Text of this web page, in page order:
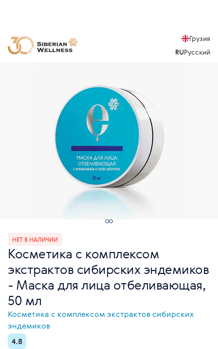
Грузия
RUРусский
НЕТ В НАЛИЧИИ
Косметика с комплексом
экстрактов сибирских эндемиков
- Маска для лица отбеливающая,
50 мл
Косметика с комплексом экстрактов сибирских
эндемиков
4.8